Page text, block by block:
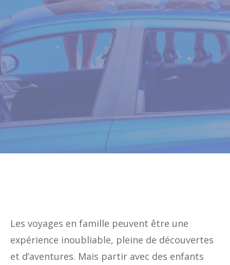
Les voyages en famille peuvent être une
expérience inoubliable, pleine de découvertes
et d’aventures. Mais partir avec des enfants